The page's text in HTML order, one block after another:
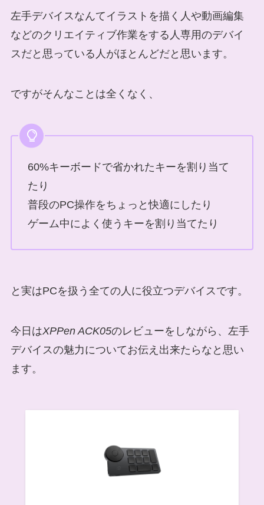
左手デバイスなんてイラストを描く人や動画編集
などのクリエイティブ作業をする人専用のデバイ
スだと思っている人がほとんどだと思います。
ですがそんなことは全くなく、
60%キーボードで省かれたキーを割り当て
たり
普段のPC操作をちょっと快適にしたり
ゲーム中によく使うキーを割り当てたり
と実はPCを扱う全ての人に役立つデバイスです。
今日はXPPen ACK05のレビューをしながら、左手
デバイスの魅力についてお伝え出来たらなと思い
ます。